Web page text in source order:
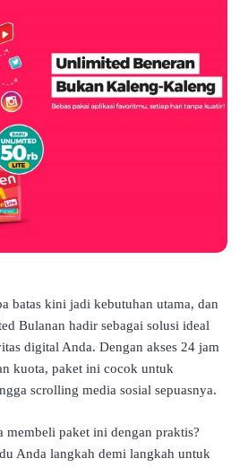
batas kini jadi kebutuhan utama, dan
Bulanan hadir sebagai solusi ideal
digital Anda. Dengan akses 24 jam
kuota, paket ini cocok untuk
scrolling media sosial sepuasnya.
membeli paket ini dengan praktis?
Anda langkah demi langkah untuk